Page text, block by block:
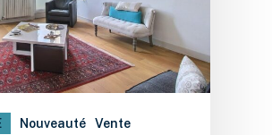
Nouveauté Vente